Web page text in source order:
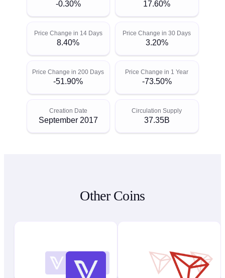
-0.30% 17.60%
Price Change in 14 Days
8.40%
Price Change in 30 Days
3.20%
Price Change in 200 Days
-51.90%
Price Change in 1 Year
-73.50%
Creation Date
September 2017
Circulation Supply
37.35B
Other Coins